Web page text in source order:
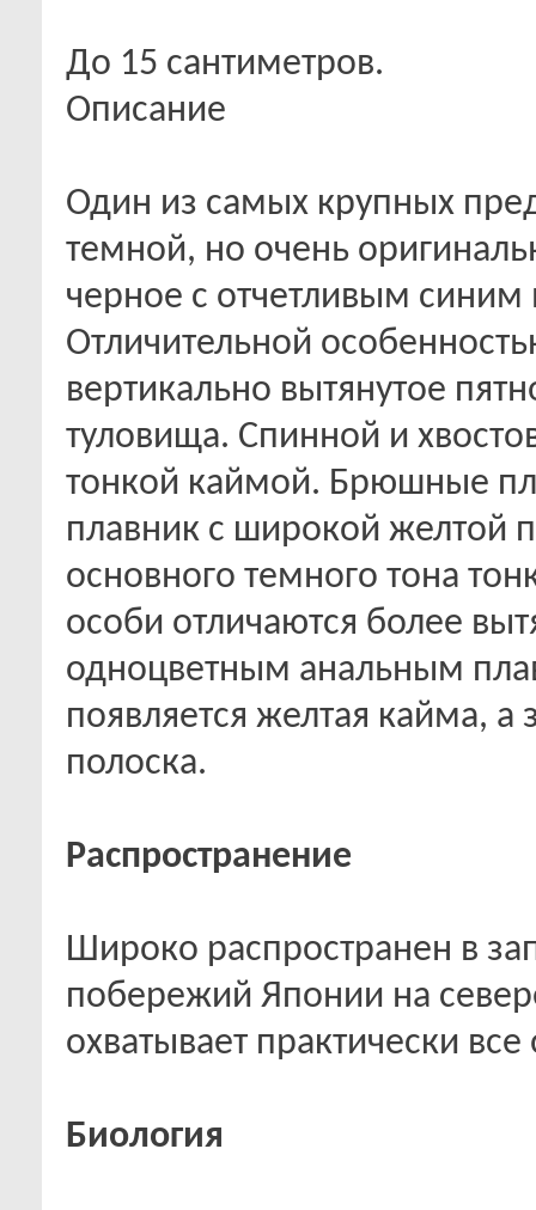
До 15 сантиметров.
Описание
Один из самых крупных
темной, но очень
черное с отчетливым
Отличительной
вертикально вытянутое
туловища. Спинной и
тонкой каймой. Брюшные
плавник с широкой желтой
основного темного тона
особи отличаются более
одноцветным анальным
появляется желтая кайма,
полоска.
Распространение
Широко распространен в
побережий Японии на
охватывает практически
Биология